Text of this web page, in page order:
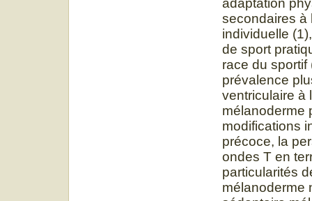
adaptation
secondaires à
individuelle
de sport
race du
prévalence
ventriculaire à
mélanoderme
modifications
précoce, la
ondes T en
particularités
mélanoderme